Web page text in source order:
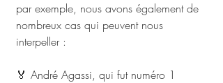
par exemple, nous avons également de
nombreux cas qui peuvent nous
interpeller :
🏅 André Agassi, qui fut numéro 1